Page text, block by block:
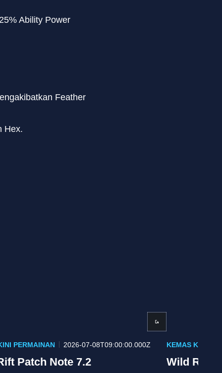
Ability Power
Feather
Hex.
PERMAINAN 2026-07-08T09:00:00.000Z
Patch Note 7.2
KEMAS KINI
Wild Rift